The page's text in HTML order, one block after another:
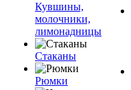
Кувшины,
молочники,
лимонадницы
Стаканы
Рюмки